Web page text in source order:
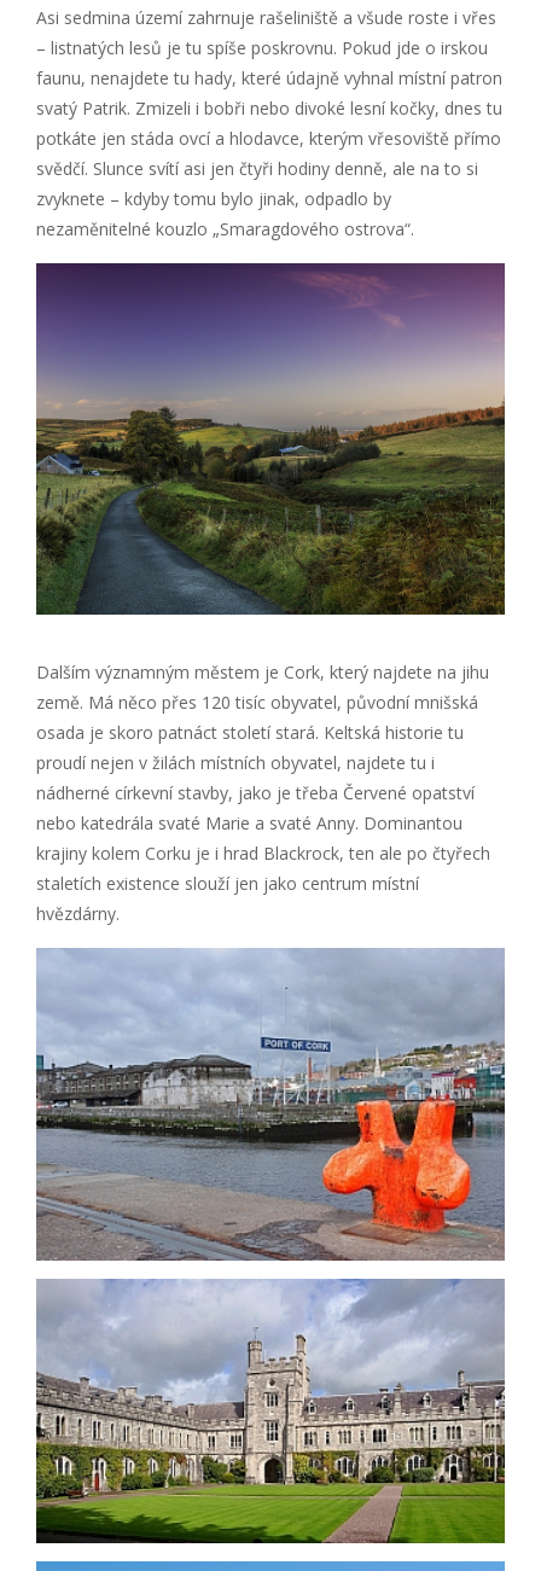
Asi sedmina území zahrnuje rašeliniště a všude roste i vřes
– listnatých lesů je tu spíše poskrovnu. Pokud jde o irskou
faunu, nenajdete tu hady, které údajně vyhnal místní patron
svatý Patrik. Zmizeli i bobři nebo divoké lesní kočky, dnes tu
potkáte jen stáda ovcí a hlodavce, kterým vřesoviště přímo
svědčí. Slunce svítí asi jen čtyři hodiny denně, ale na to si
zvyknete – kdyby tomu bylo jinak, odpadlo by
nezaměnitelné kouzlo „Smaragdového ostrova“.
Dalším významným městem je Cork, který najdete na jihu
země. Má něco přes 120 tisíc obyvatel, původní mnišská
osada je skoro patnáct století stará. Keltská historie tu
proudí nejen v žilách místních obyvatel, najdete tu i
nádherné církevní stavby, jako je třeba Červené opatství
nebo katedrála svaté Marie a svaté Anny. Dominantou
krajiny kolem Corku je i hrad Blackrock, ten ale po čtyřech
staletích existence slouží jen jako centrum místní
hvězdárny.